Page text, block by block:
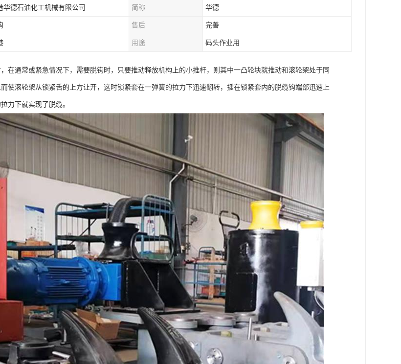
华德石油化工机械有限公司 简称 华德
售后 完善
用途 码头作业用
在通常或紧急情况下，需要脱钩时，只要推动释放机构上的小推杆，则其中一凸轮块就推动和滚轮架处于同
使滚轮架从锁紧舌的上方让开，这时锁紧套在一弹簧的拉力下迅速翻转，插在锁紧套内的脱缆钩端部迅速上
力下就实现了脱缆。